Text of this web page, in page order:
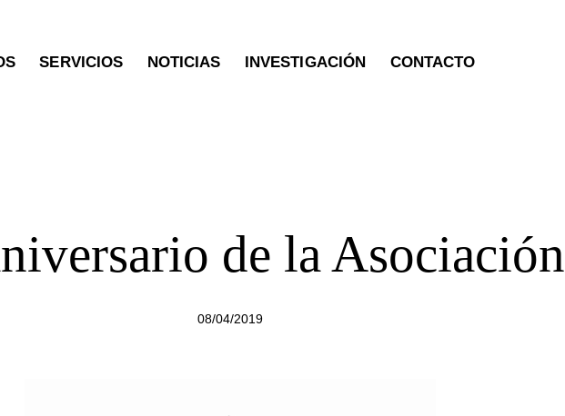
SERVICIOS NOTICIAS INVESTIGACIÓN CONTACTO
de la Asociación
08/04/2019